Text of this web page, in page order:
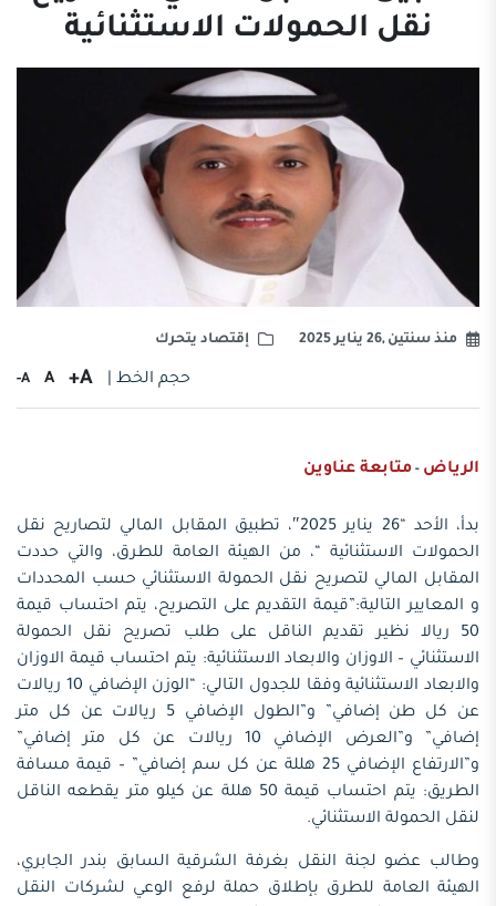
نقل الحمولات الاستثنائية
منذ سنتين ,26 يناير 2025 إقتصاد يتحرك
حجم الخط | A+
A
A-
الرياض - متابعة عناوين
بدأ، الأحد “26 يناير 2025″، تطبيق المقابل المالي لتصاريح نقل
الحمولات الاستثنائية “، من الهيئة العامة للطرق، والتي حددت
المقابل المالي لتصريح نقل الحمولة الاستثنائي حسب المحددات
و المعايير التالية:”قيمة التقديم على التصريح، يتم احتساب قيمة
50 ريالا نظير تقديم الناقل على طلب تصريح نقل الحمولة
الاستثنائي – الاوزان والابعاد الاستثنائية: يتم احتساب قيمة الاوزان
والابعاد الاستثنائية وفقا للجدول التالي: “الوزن الإضافي 10 ريالات
عن كل طن إضافي” و”الطول الإضافي 5 ريالات عن كل متر
إضافي” و”العرض الإضافي 10 ريالات عن كل متر إضافي”
و”الارتفاع الإضافي 25 هللة عن كل سم إضافي” – قيمة مسافة
الطريق: يتم احتساب قيمة 50 هللة عن كيلو متر يقطعه الناقل
لنقل الحمولة الاستثنائي.
وطالب عضو لجنة النقل بغرفة الشرقية السابق بندر الجابري،
الهيئة العامة للطرق بإطلاق حملة لرفع الوعي لشركات النقل